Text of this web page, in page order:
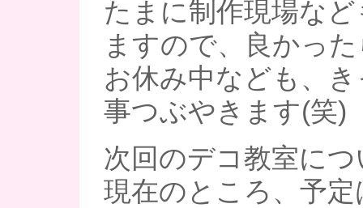
たまに制作現場な
ますので、良かっ
お休み中なども、
事つぶやきます(笑)
次回のデコ教室に
現在のところ、予